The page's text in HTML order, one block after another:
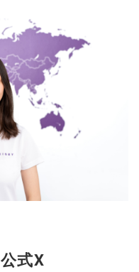
公式X